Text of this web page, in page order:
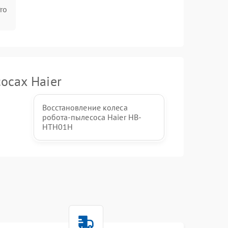
Haier
Восстановление колеса
робота-пылесоса Haier HB-
HTH01H